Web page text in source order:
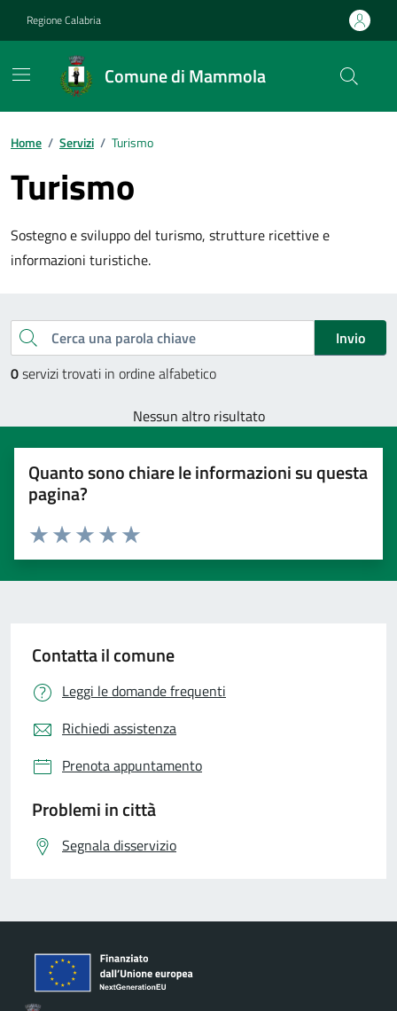
Regione Calabria
Comune di Mammola
Home / Servizi / Turismo
Turismo
Sostegno e sviluppo del turismo, strutture ricettive e
informazioni turistiche.
Esplora tutti i servizi
Cerca una parola chiave
Invio
0servizi trovati in ordine alfabetico
Nessun altro risultato
Quanto sono chiare le informazioni su questa
pagina?
Valuta 5 stelle su 5
Valuta 4 stelle su 5
Valuta 3 stelle su 5
Valuta 2 stelle su 5
Valuta 1 stelle su 5
Contatta il comune
Leggi le domande frequenti
Richiedi assistenza
Prenota appuntamento
Problemi in città
Segnala disservizio